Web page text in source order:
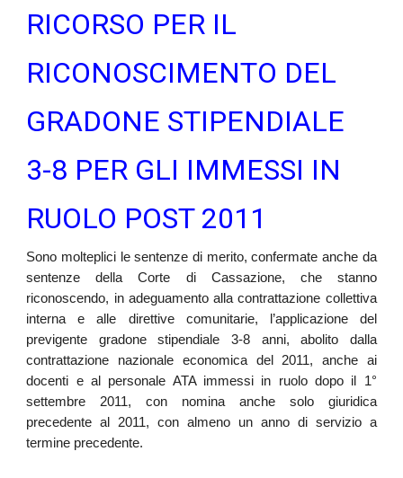
RICORSO PER IL
RICONOSCIMENTO DEL
GRADONE STIPENDIALE
3-8 PER GLI IMMESSI IN
RUOLO POST 2011
Sono molteplici le sentenze di merito, confermate anche da
sentenze della Corte di Cassazione, che stanno
riconoscendo, in adeguamento alla contrattazione collettiva
interna e alle direttive comunitarie, l’applicazione del
previgente gradone stipendiale 3-8 anni, abolito dalla
contrattazione nazionale economica del 2011, anche ai
docenti e al personale ATA immessi in ruolo dopo il 1°
settembre 2011, con nomina anche solo giuridica
precedente al 2011, con almeno un anno di servizio a
termine precedente.